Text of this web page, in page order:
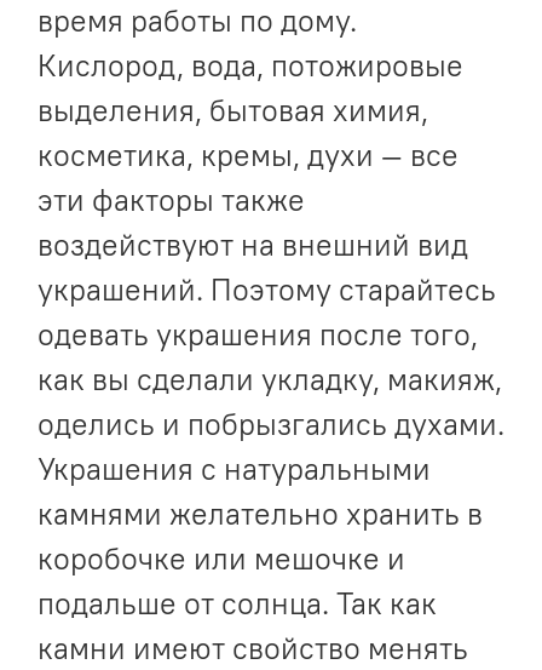
время работы по дому.
Кислород, вода, потожировые
выделения, бытовая химия,
косметика, кремы, духи — все
эти факторы также
воздействуют на внешний вид
украшений. Поэтому старайтесь
одевать украшения после того,
как вы сделали укладку, макияж,
оделись и побрызгались духами.
Украшения с натуральными
камнями желательно хранить в
коробочке или мешочке и
подальше от солнца. Так как
камни имеют свойство менять